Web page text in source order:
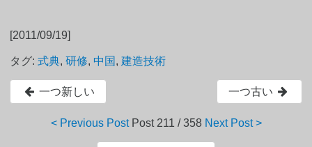
[2011/09/19]
タグ:式典,研修, 中国 ,建造技術
一つ新しい 一つ古い
< Previous Post Post 211 / 358 Next Post >